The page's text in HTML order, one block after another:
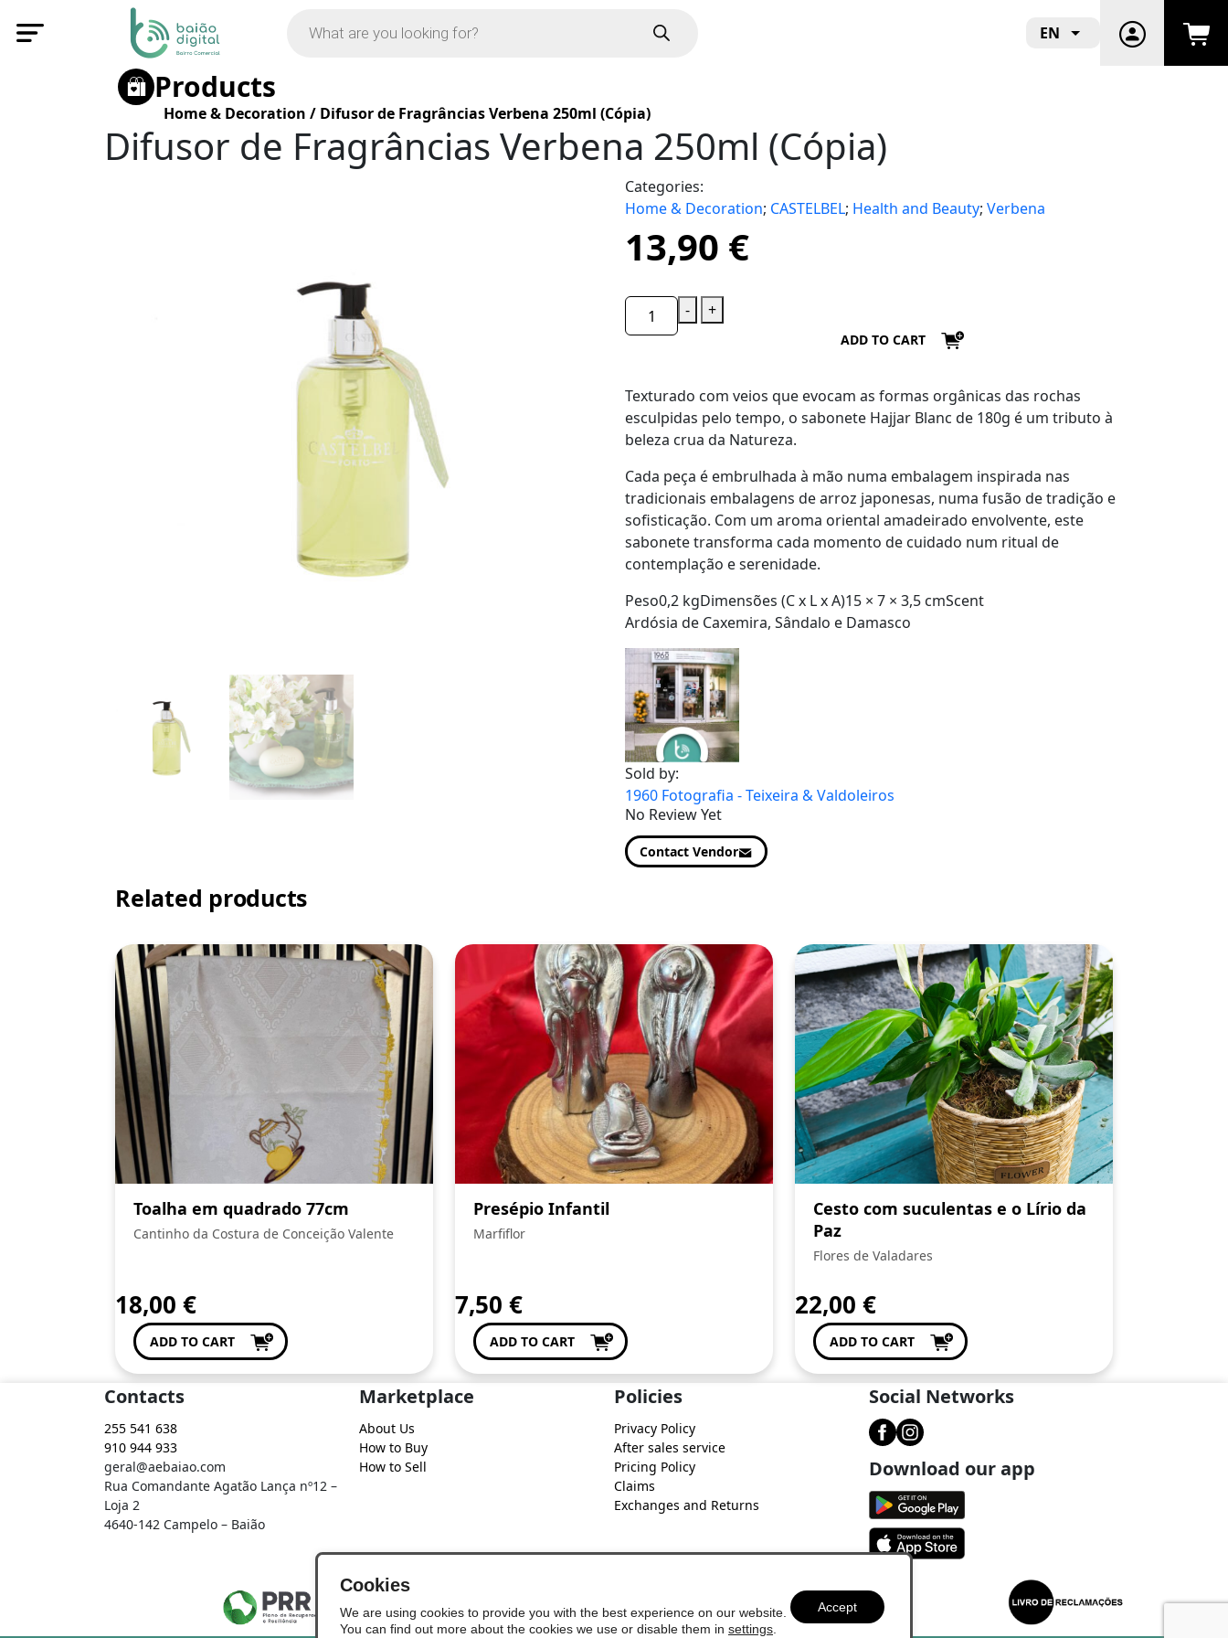
EN
Products
Home & Decoration / Difusor de Fragrâncias Verbena 250ml (Cópia)
Difusor de Fragrâncias Verbena 250ml (Cópia)
Categories:
Home & Decoration; CASTELBEL; Health and Beauty; Verbena
13,90 €
- +
ADD TO CART
Texturado com veios que evocam as formas orgânicas das rochas
esculpidas pelo tempo, o sabonete Hajjar Blanc de 180g é um tributo à
beleza crua da Natureza.
Cada peça é embrulhada à mão numa embalagem inspirada nas
tradicionais embalagens de arroz japonesas, numa fusão de tradição e
sofisticação. Com um aroma oriental amadeirado envolvente, este
sabonete transforma cada momento de cuidado num ritual de
contemplação e serenidade.
Peso0,2 kgDimensões (C x L x A)15 × 7 × 3,5 cmScent
Ardósia de Caxemira, Sândalo e Damasco
Sold by:
1960 Fotografia - Teixeira & Valdoleiros
No Review Yet
Contact Vendor
Related products
Toalha em quadrado 77cm
Cantinho da Costura de Conceição Valente
18,00 €
ADD TO CART
Presépio Infantil
Marfiflor
7,50 €
ADD TO CART
Cesto com suculentas e o Lírio da
Paz
Flores de Valadares
22,00 €
ADD TO CART
Contacts
255 541 638
910 944 933
geral@aebaiao.com
Rua Comandante Agatão Lança nº12 –
Loja 2
4640-142 Campelo – Baião
Marketplace
About Us
How to Buy
How to Sell
Policies
Privacy Policy
After sales service
Pricing Policy
Claims
Exchanges and Returns
Social Networks
Download our app
Cookies
We are using cookies to provide you with the best experience on our website.
You can find out more about the cookies we use or disable them in settings
Accept